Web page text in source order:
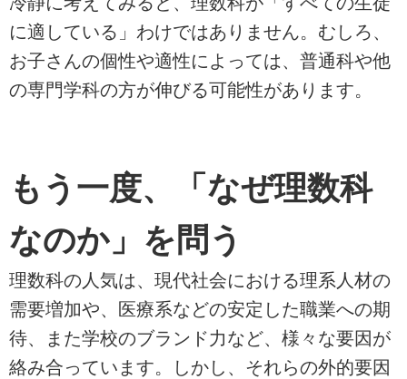
に適している」わけではありません。むしろ、
お子さんの個性や適性によっては、普通科や他
の専門学科の方が伸びる可能性があります。
もう一度、「なぜ理数科
なのか」を問う
理数科の人気は、現代社会における理系人材の
需要増加や、医療系などの安定した職業への期
待、また学校のブランド力など、様々な要因が
絡み合っています。しかし、それらの外的要因